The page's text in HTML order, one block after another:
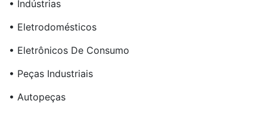
• Indústrias
• Eletrodomésticos
• Eletrônicos De Consumo
• Peças Industriais
• Autopeças